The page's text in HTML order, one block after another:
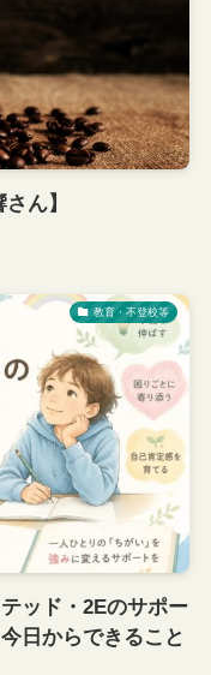
ん】
教育・不登校等
ッド・2Eのサポー
日からできること